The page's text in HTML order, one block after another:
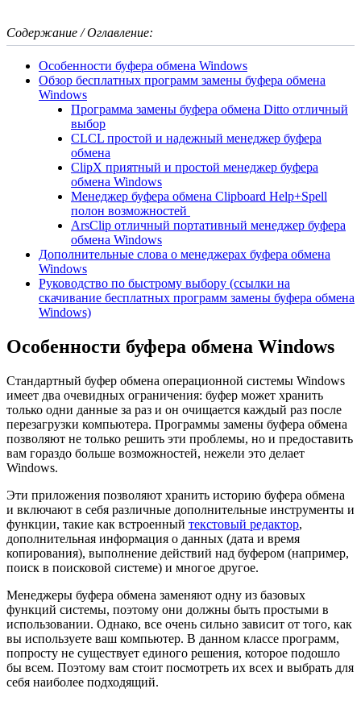
Содержание / Оглавление:
Особенности буфера обмена Windows
Обзор бесплатных программ замены буфера обмена
Windows
Программа замены буфера обмена Ditto отличный
выбор
CLCL простой и надежный менеджер буфера
обмена
ClipX приятный и простой менеджер буфера
обмена Windows
Менеджер буфера обмена Clipboard Help+Spell
полон возможностей
ArsClip отличный портативный менеджер буфера
обмена Windows
Дополнительные слова о менеджерах буфера обмена
Windows
Руководство по быстрому выбору (ссылки на
скачивание бесплатных программ замены буфера обмена
Windows)
Особенности буфера обмена Windows
Стандартный буфер обмена операционной системы Windows
имеет два очевидных ограничения: буфер может хранить
только одни данные за раз и он очищается каждый раз после
перезагрузки компьютера. Программы замены буфера обмена
позволяют не только решить эти проблемы, но и предоставить
вам гораздо больше возможностей, нежели это делает
Windows.
Эти приложения позволяют хранить историю буфера обмена
и включают в себя различные дополнительные инструменты и
функции, такие как встроенный текстовый редактор,
дополнительная информация о данных (дата и время
копирования), выполнение действий над буфером (например,
поиск в поисковой системе) и многое другое.
Менеджеры буфера обмена заменяют одну из базовых
функций системы, поэтому они должны быть простыми в
использовании. Однако, все очень сильно зависит от того, как
вы используете ваш компьютер. В данном классе программ,
попросту не существует единого решения, которое подошло
бы всем. Поэтому вам стоит посмотреть их всех и выбрать для
себя наиболее подходящий.